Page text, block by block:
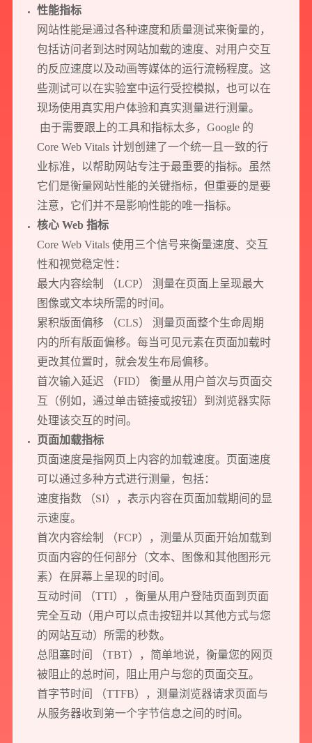
性能指标
网站性能是通过各种速度和质量测试来衡量的，
包括访问者到达时网站加载的速度、对用户交互
的反应速度以及动画等媒体的运行流畅程度。这
些测试可以在实验室中运行受控模拟，也可以在
现场使用真实用户体验和真实测量进行测量。
由于需要跟上的工具和指标太多，Google 的
Core Web Vitals 计划创建了一个统一且一致的行
业标准，以帮助网站专注于最重要的指标。虽然
它们是衡量网站性能的关键指标，但重要的是要
注意，它们并不是影响性能的唯一指标。
核心 Web 指标
Core Web Vitals 使用三个信号来衡量速度、交互
性和视觉稳定性：
最大内容绘制 （LCP） 测量在页面上呈现最大
图像或文本块所需的时间。
累积版面偏移 （CLS） 测量页面整个生命周期
内的所有版面偏移。每当可见元素在页面加载时
更改其位置时，就会发生布局偏移。
首次输入延迟 （FID） 衡量从用户首次与页面交
互（例如，通过单击链接或按钮）到浏览器实际
处理该交互的时间。
页面加载指标
页面速度是指网页上内容的加载速度。页面速度
可以通过多种方式进行测量，包括：
速度指数 （SI），表示内容在页面加载期间的显
示速度。
首次内容绘制 （FCP），测量从页面开始加载到
页面内容的任何部分（文本、图像和其他图形元
素）在屏幕上呈现的时间。
互动时间 （TTI），衡量从用户登陆页面到页面
完全互动（用户可以点击按钮并以其他方式与您
的网站互动）所需的秒数。
总阻塞时间 （TBT），简单地说，衡量您的网页
被阻止的总时间，阻止用户与您的页面交互。
首字节时间 （TTFB），测量浏览器请求页面与
从服务器收到第一个字节信息之间的时间。